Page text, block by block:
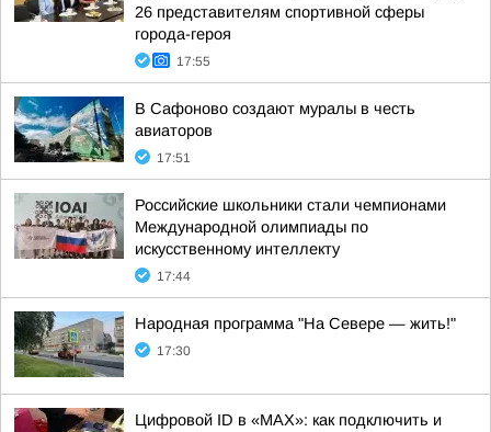
26 представителям спортивной сферы
города-героя
17:55
В Сафоново создают муралы в честь
авиаторов
17:51
Российские школьники стали чемпионами
Международной олимпиады по
искусственному интеллекту
17:44
Народная программа "На Севере — жить!"
17:30
Цифровой ID в «MAX»: как подключить и